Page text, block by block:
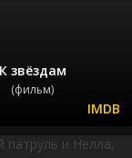
К звёздам
(фильм)